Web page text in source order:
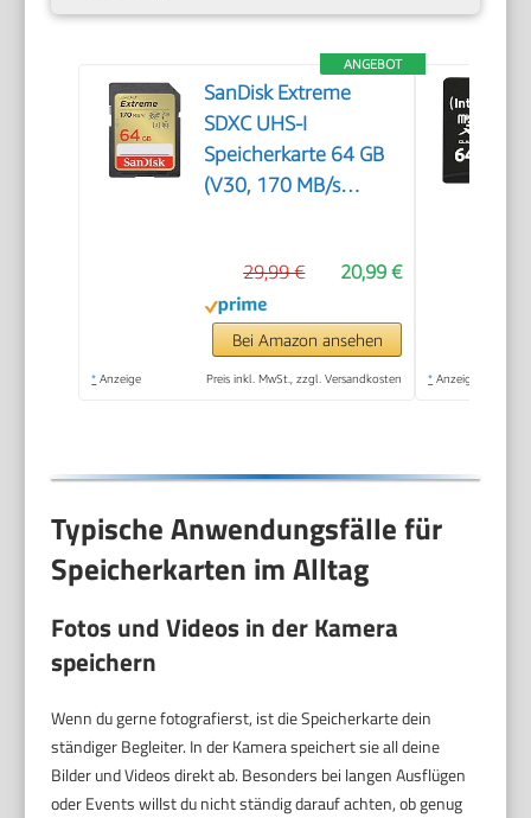
ANGEBOT
SanDisk Extreme
SDXC UHS-I
Speicherkarte 64 GB
(V30, 170 MB/s
QuickFlow-
Technologie,
wasserdicht, stoßfest,
temperaturbeständig)
20,99 €
29,99 €
Bei Amazon ansehen
* Anzeige Preis inkl. MwSt., zzgl. Versandkosten * Anzeige
Typische Anwendungsfälle für
Speicherkarten im Alltag
Fotos und Videos in der Kamera
speichern
Wenn du gerne fotografierst, ist die Speicherkarte dein
ständiger Begleiter. In der Kamera speichert sie all deine
Bilder und Videos direkt ab. Besonders bei langen Ausflügen
oder Events willst du nicht ständig darauf achten, ob genug